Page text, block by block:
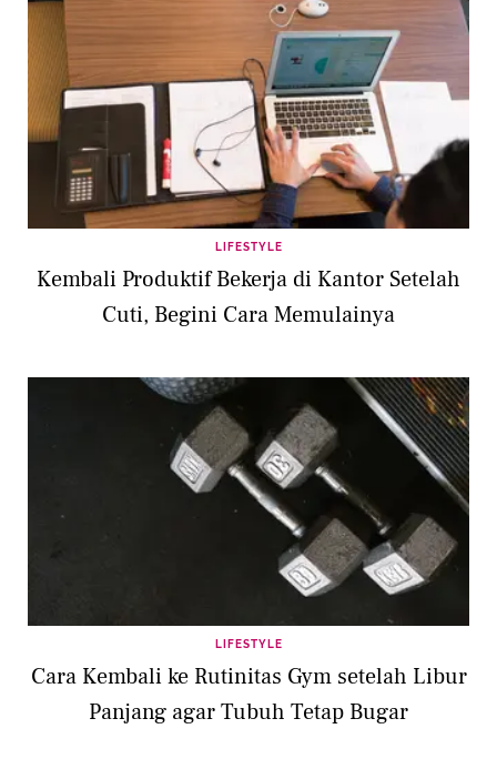
LIFESTYLE
Kembali Produktif Bekerja di Kantor Setelah
Cuti, Begini Cara Memulainya
LIFESTYLE
Cara Kembali ke Rutinitas Gym setelah Libur
Panjang agar Tubuh Tetap Bugar